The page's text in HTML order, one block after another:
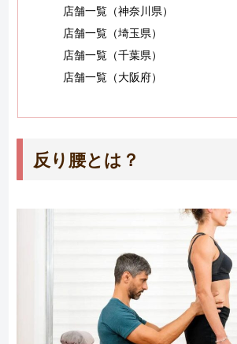
店舗一覧（神奈川県）
店舗一覧（埼玉県）
店舗一覧（千葉県）
店舗一覧（大阪府）
反り腰とは？